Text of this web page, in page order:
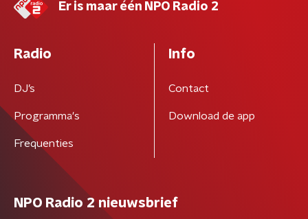
Er is maar één NPO Radio 2
Radio
DJ’s
Programma's
Frequenties
Info
Contact
Download de app
NPO Radio 2 nieuwsbrief